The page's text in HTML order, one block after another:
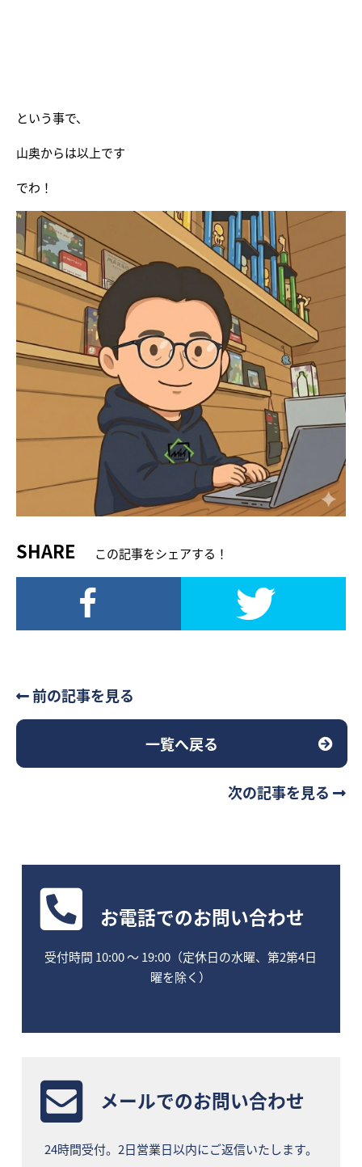
という事で、
山奥からは以上です
でわ！
SHARE この記事をシェアする！
前の記事を見る
一覧へ戻る
次の記事を見る
お電話でのお問い合わせ
受付時間 10:00 〜 19:00（定休日の水曜、第2第4日
曜を除く）
メールでのお問い合わせ
24時間受付。2日営業日以内にご返信いたします。